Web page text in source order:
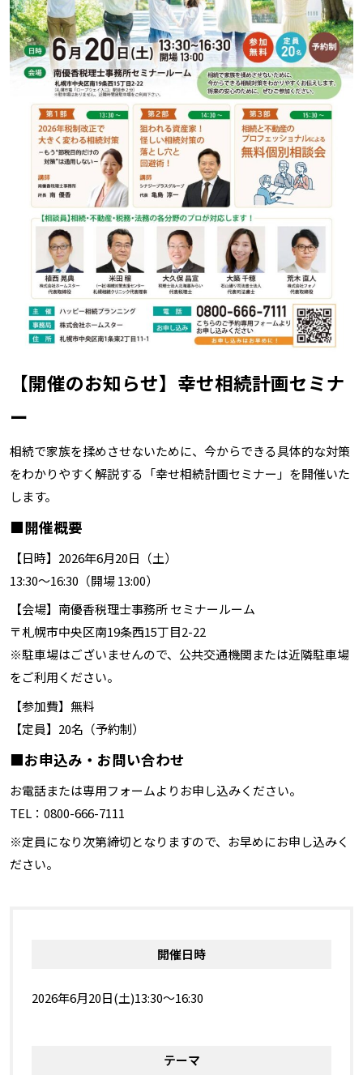
【開催のお知らせ】幸せ相続計画セミナ
ー
相続で家族を揉めさせないために、今からできる具体的な対策
をわかりやすく解説する「幸せ相続計画セミナー」を開催いた
します。
■開催概要
【日時】2026年6月20日（土）
13:30～16:30（開場 13:00）
【会場】南優香税理士事務所 セミナールーム
〒札幌市中央区南19条西15丁目2-22
※駐車場はございませんので、公共交通機関または近隣駐車場
をご利用ください。
【参加費】無料
【定員】20名（予約制）
■お申込み・お問い合わせ
お電話または専用フォームよりお申し込みください。
TEL：0800-666-7111
※定員になり次第締切となりますので、お早めにお申し込みく
ださい。
開催日時
2026年6月20日(土)13:30～16:30
テーマ